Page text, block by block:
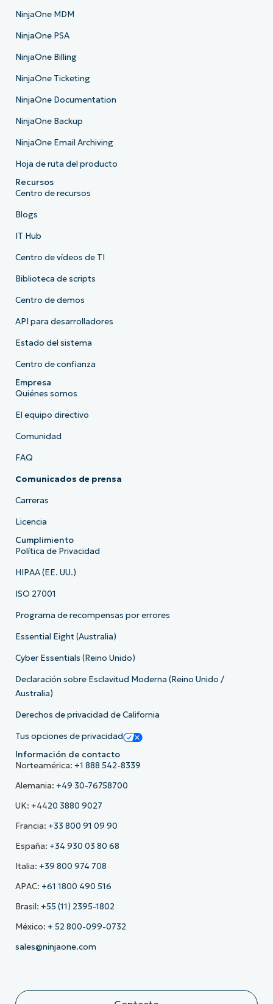
NinjaOne MDM
NinjaOne PSA
NinjaOne Billing
NinjaOne Ticketing
NinjaOne Documentation
NinjaOne Backup
NinjaOne Email Archiving
Hoja de ruta del producto
Recursos
Centro de recursos
Blogs
IT Hub
Centro de vídeos de TI
Biblioteca de scripts
Centro de demos
API para desarrolladores
Estado del sistema
Centro de confianza
Empresa
Quiénes somos
El equipo directivo
Comunidad
FAQ
Comunicados de prensa
Carreras
Licencia
Cumplimiento
Política de Privacidad
HIPAA (EE. UU.)
ISO 27001
Programa de recompensas por errores
Essential Eight (Australia)
Cyber Essentials (Reino Unido)
Declaración sobre Esclavitud Moderna (Reino Unido /
Australia)
Derechos de privacidad de California
Tus opciones de privacidad
Información de contacto
Norteamérica: +1 888 542-8339
Alemania: +49 30-76758700
UK: +4420 3880 9027
Francia: +33 800 91 09 90
España: +34 930 03 80 68
Italia: +39 800 974 708
APAC: +61 1800 490 516
Brasil: +55 (11) 2395-1802
México: + 52 800-099-0732
sales@ninjaone.com